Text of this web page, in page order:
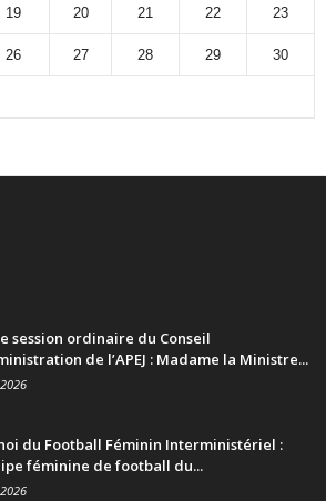
19 20 21 22 23
26 27 28 29 30
session ordinaire du Conseil
de l’APEJ : Madame la Ministre...
du Football Féminin Interministériel :
féminine de football du...